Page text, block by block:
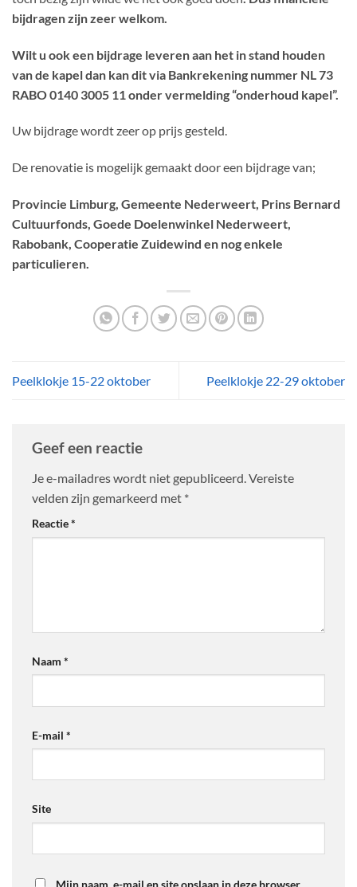
bijdragen zijn zeer welkom.
Wilt u ook een bijdrage leveren aan het in stand houden
van de kapel dan kan dit via Bankrekening nummer NL 73
RABO 0140 3005 11 onder vermelding “onderhoud kapel”.
Uw bijdrage wordt zeer op prijs gesteld.
De renovatie is mogelijk gemaakt door een bijdrage van;
Provincie Limburg, Gemeente Nederweert, Prins Bernard
Cultuurfonds, Goede Doelenwinkel Nederweert,
Rabobank, Cooperatie Zuidewind en nog enkele
particulieren.
Peelklokje 15-22 oktober Peelklokje 22-29 oktober
Geef een reactie
Je e-mailadres wordt niet gepubliceerd.Vereiste
velden zijn gemarkeerd met *
Reactie*
Naam *
E-mail *
Site